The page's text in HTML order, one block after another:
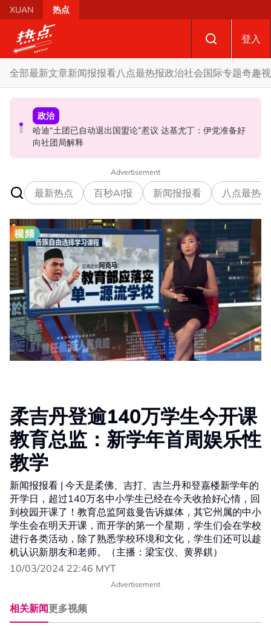
Skip to main content
XUAN 热点
登入
全部最新文章新闻报报看八点最热报政治社会国际专题奇趣
政治
不点名调侃刘天球加入全民党 邓章钦：以为去当马华总会
长
政治
哈迪“土团已自动退出国盟论”惹议 达基尤丁：伊党准备好
向社团局解释
社会
甫开店遭凶徒闯入 甲洞投注站女职员遭纵火 全身50%烧伤
Advertisement
最新热点 百秒AI报 新闻报报看 八点最热报
柔吉丹登逾140万学生今开课
教育总监：新学年首周娱乐性
教学
新闻报报看 | 今天是柔佛、吉打、吉兰丹和登嘉楼新学年的
开学日，超过140万名中小学生已经在今天收拾好心情，回
到校园开课了！教育总监阿兹曼告诉媒体，其它州属的中小
学生会在明天开课，而开学的第一个星期，学生们会在学校
进行各类活动，除了熟悉学校环境和文化，学生们还可以趁
机认识新朋友和老师。（主播：梁宝仪、黄界錤）
10/03/2024 22:46 MYT
Advertisement
相关新闻更多视频